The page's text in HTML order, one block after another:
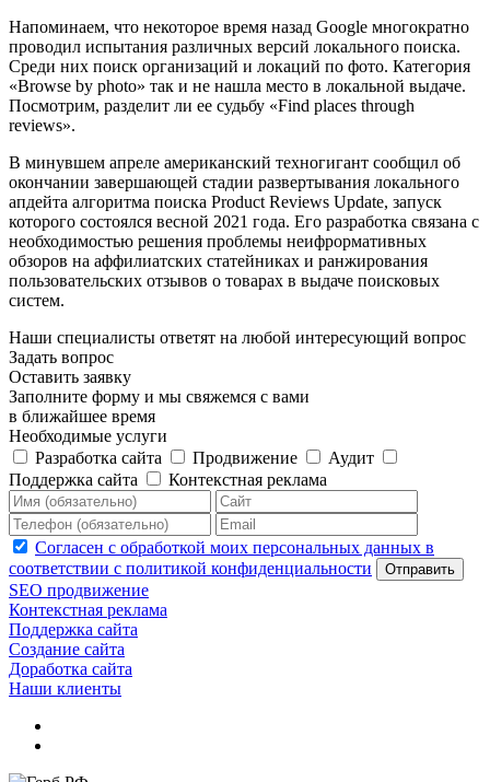
Напоминаем, что некоторое время назад Google многократно
проводил испытания различных версий локального поиска.
Среди них поиск организаций и локаций по фото. Категория
«Browse by photo» так и не нашла место в локальной выдаче.
Посмотрим, разделит ли ее судьбу «Find places through
reviews».
В минувшем апреле американский техногигант сообщил об
окончании завершающей стадии развертывания локального
апдейта алгоритма поиска Product Reviews Update, запуск
которого состоялся весной 2021 года. Его разработка связана с
необходимостью решения проблемы неифрормативных
обзоров на аффилиатских статейниках и ранжирования
пользовательских отзывов о товарах в выдаче поисковых
систем.
Наши специалисты ответят на любой интересующий вопрос
Задать вопрос
Оставить заявку
Заполните форму и мы свяжемся с вами
в ближайшее время
Необходимые услуги
Разработка сайта
Продвижение
Аудит
Поддержка сайта
Контекстная реклама
Согласен с обработкой моих персональных данных в
соответствии с политикой конфиденциальности
Отправить
SEO продвижение
Контекстная реклама
Поддержка сайта
Создание сайта
Доработка сайта
Наши клиенты